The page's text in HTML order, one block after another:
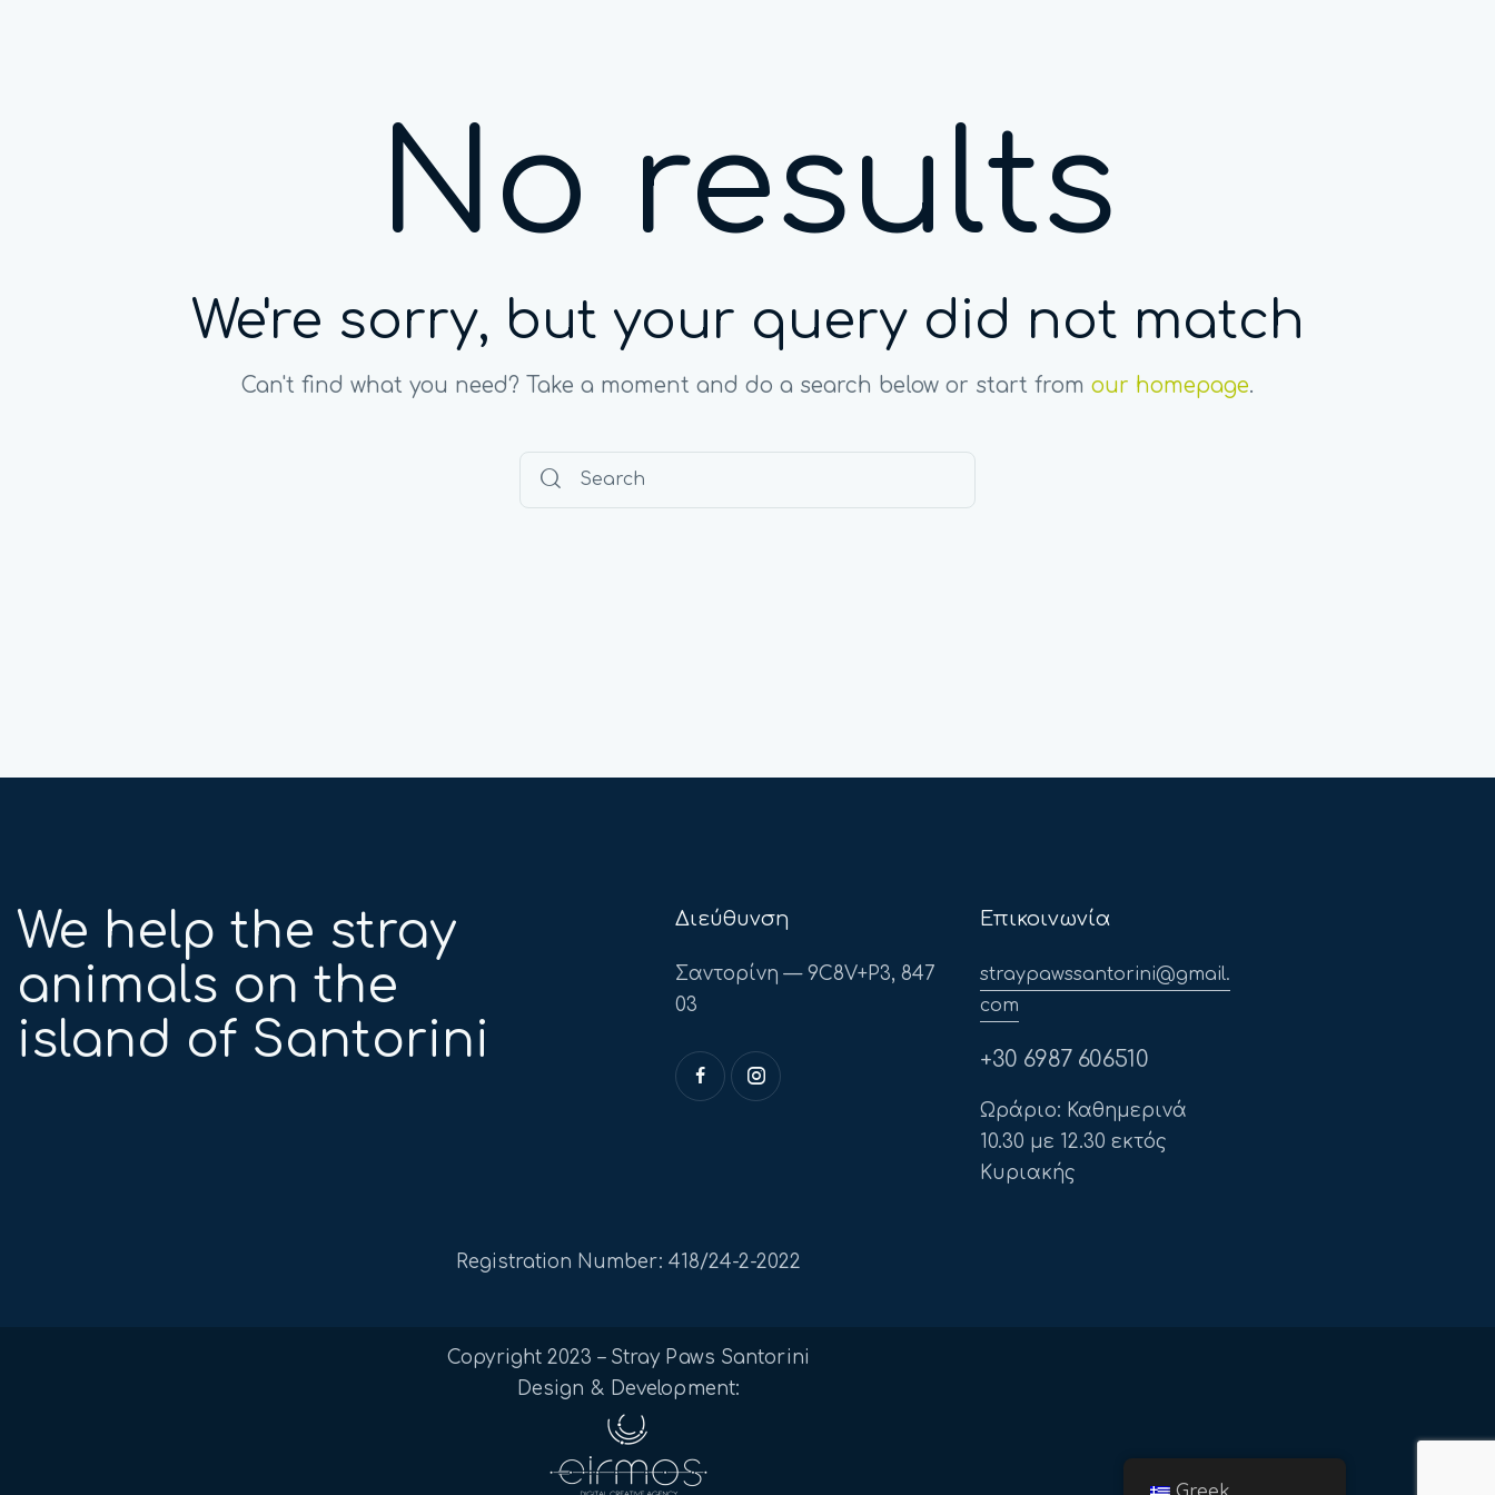
No results
We're sorry, but your query did not match
Can't find what you need? Take a moment and do a search below or start from our homepage.
We help the stray
animals on the
island of Santorini
Διεύθυνση
Σαντορίνη — 9C8V+P3, 847
03
Επικοινωνία
straypawssantorini@gmail.
com
+30 6987 606510
Ωράριο: Καθημερινά
10.30 με 12.30 εκτός
Κυριακής
Registration Number: 418/24-2-2022
Copyright 2023 – Stray Paws Santorini
Design & Development: